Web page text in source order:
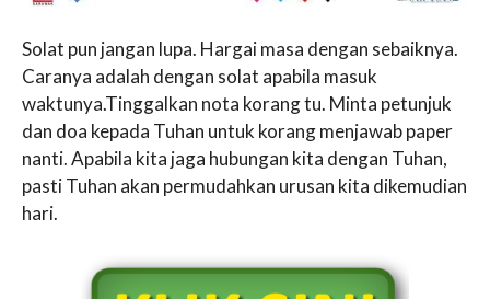
Solat pun jangan lupa. Hargai masa dengan sebaiknya.
Caranya adalah dengan solat apabila masuk
waktunya.Tinggalkan nota korang tu. Minta petunjuk
dan doa kepada Tuhan untuk korang menjawab paper
nanti. Apabila kita jaga hubungan kita dengan Tuhan,
pasti Tuhan akan permudahkan urusan kita dikemudian
hari.